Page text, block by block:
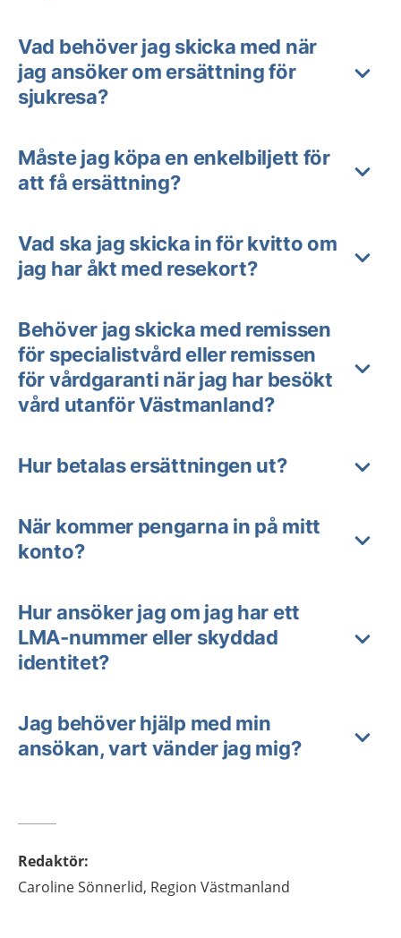
Vad behöver jag skicka med när
jag ansöker om ersättning för
sjukresa?
Måste jag köpa en enkelbiljett för
att få ersättning?
Vad ska jag skicka in för kvitto om
jag har åkt med resekort?
Behöver jag skicka med remissen
för specialistvård eller remissen
för vårdgaranti när jag har besökt
vård utanför Västmanland?
Hur betalas ersättningen ut?
När kommer pengarna in på mitt
konto?
Hur ansöker jag om jag har ett
LMA-nummer eller skyddad
identitet?
Jag behöver hjälp med min
ansökan, vart vänder jag mig?
Redaktör:
CarolineSönnerlid, Region Västmanland